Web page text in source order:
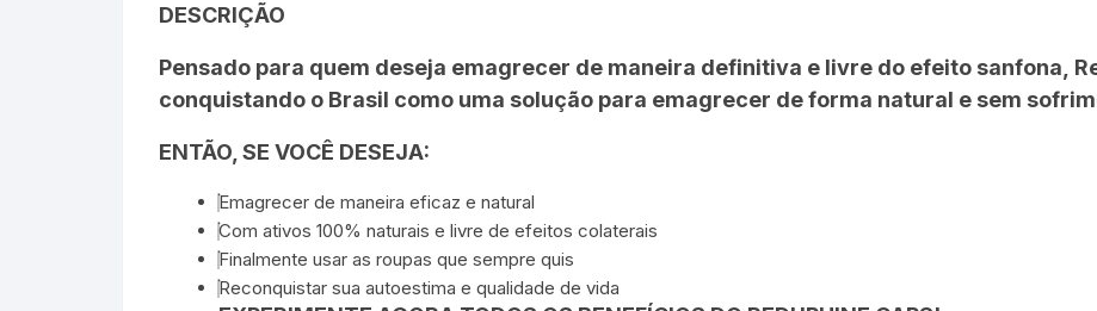
DESCRIÇÃO
Pensado para quem deseja emagrecer de maneira definitiva e livre do efeito sanfona,
conquistando o Brasil como uma solução para emagrecer de forma natural e sem
ENTÃO, SE VOCÊ DESEJA:
Emagrecer de maneira eficaz e natural
Com ativos 100% naturais e livre de efeitos colaterais
Finalmente usar as roupas que sempre quis
Reconquistar sua autoestima e qualidade de vida